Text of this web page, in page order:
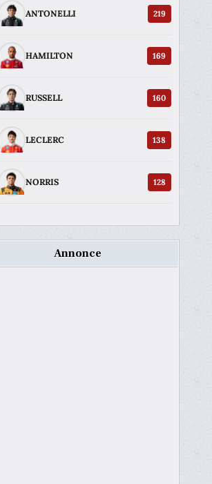
ANTONELLI 219
HAMILTON 169
RUSSELL 160
LECLERC 138
NORRIS 128
Annonce